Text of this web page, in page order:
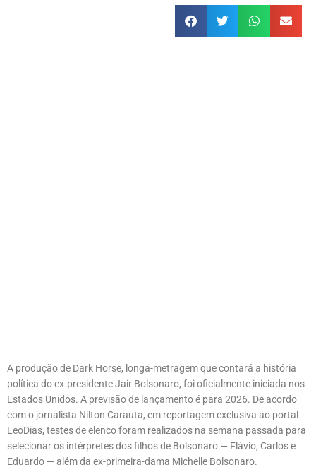
A produção de Dark Horse, longa-metragem que contará a história
política do ex-presidente Jair Bolsonaro, foi oficialmente iniciada nos
Estados Unidos. A previsão de lançamento é para 2026. De acordo
com o jornalista Nilton Carauta, em reportagem exclusiva ao portal
LeoDias, testes de elenco foram realizados na semana passada para
selecionar os intérpretes dos filhos de Bolsonaro — Flávio, Carlos e
Eduardo — além da ex-primeira-dama Michelle Bolsonaro.